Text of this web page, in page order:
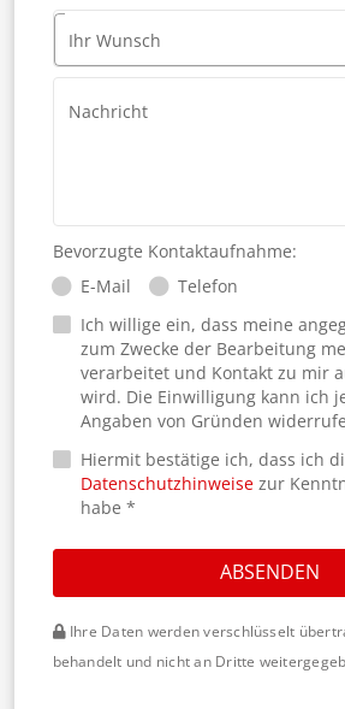
Ihr Wunsch
Nachricht
Bevorzugte Kontaktaufnahme:
E-Mail
Telefon
Ich willige ein, dass meine
zum Zwecke der Bearbeitung
verarbeitet und Kontakt zu mir
wird. Die Einwilligung kann ich
Angaben von Gründen
Hiermit bestätige ich, dass ich
Datenschutzhinweisezur
habe *
ABSENDEN
Ihre Daten werden verschlüsselt
behandelt und nicht an Dritte